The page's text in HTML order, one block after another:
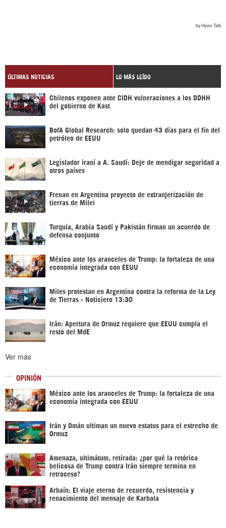
ÚLTIMAS NOTICIAS LO MÁS LEÍDO
Chilenos exponen ante CIDH vulneraciones a los DDHH
del gobierno de Kast
BofA Global Research: solo quedan 43 días para el fin del
petróleo de EEUU
Legislador iraní a A. Saudí: Deje de mendigar seguridad a
otros países
Frenan en Argentina proyecto de extranjerización de
tierras de Milei
Turquía, Arabia Saudí y Pakistán firman un acuerdo de
defensa conjunto
México ante los aranceles de Trump: la fortaleza de una
economía integrada con EEUU
Miles protestan en Argentina contra la reforma de la Ley
de Tierras - Noticiero 13:30
Irán: Apertura de Ormuz requiere que EEUU cumpla el
resto del MdE
Ver más
OPINIÓN
México ante los aranceles de Trump: la fortaleza de una
economía integrada con EEUU
Irán y Omán ultiman un nuevo estatus para el estrecho de
Ormuz
Amenaza, ultimátum, retirada: ¿por qué la retórica
belicosa de Trump contra Irán siempre termina en
retroceso?
Arbaín: El viaje eterno de recuerdo, resistencia y
renacimiento del mensaje de Karbala